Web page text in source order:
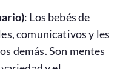
: Los bebés de
comunicativos y les
demás. Son mentes